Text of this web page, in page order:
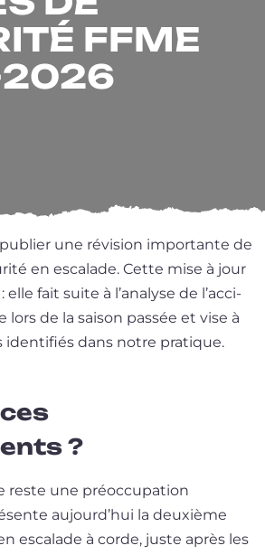
FFME
une révi­sion impor­tante de
en esca­lade. Cette mise à jour
elle fait suite à l’a­na­lyse de l’ac­ci­
de la sai­son pas­sée et vise à
iden­ti­fiés dans notre pratique.
?
reste une pré­oc­cu­pa­tion
aujourd’­hui la deuxième
esca­lade à corde, juste après les